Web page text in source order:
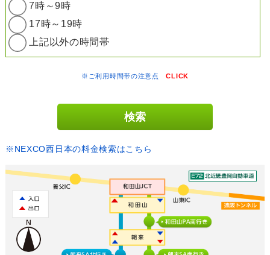
7時～9時
17時～19時
上記以外の時間帯
※ご利用時間帯の注意点CLICK
※NEXCO西日本の料金検索はこちら